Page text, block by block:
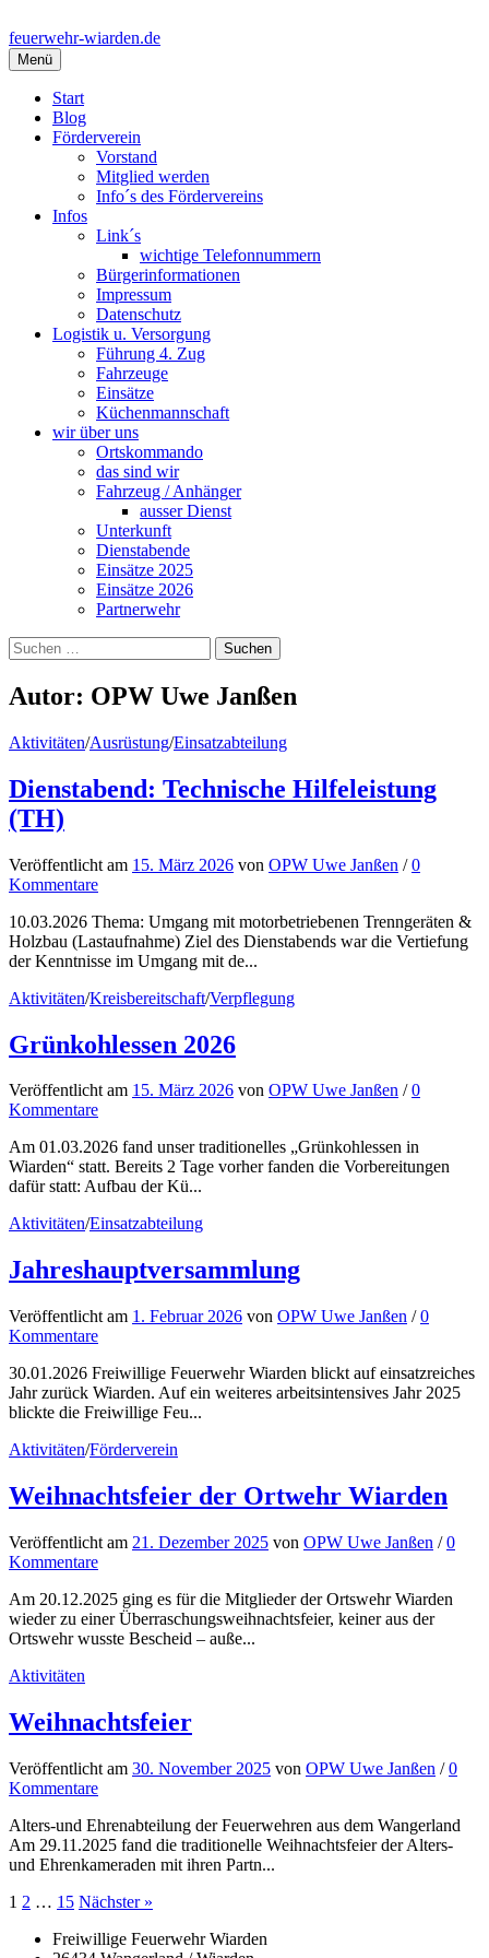
zum
Inhalt
feuerwehr-wiarden.de
Menü
Start
Blog
Förderverein
Vorstand
Mitglied werden
Info´s des Fördervereins
Infos
Link´s
wichtige Telefonnummern
Bürgerinformationen
Impressum
Datenschutz
Logistik u. Versorgung
Führung 4. Zug
Fahrzeuge
Einsätze
Küchenmannschaft
wir über uns
Ortskommando
das sind wir
Fahrzeug / Anhänger
ausser Dienst
Unterkunft
Dienstabende
Einsätze 2025
Einsätze 2026
Partnerwehr
Suchen
nach:
Autor: OPW Uwe Janßen
Aktivitäten/Ausrüstung/Einsatzabteilung
Dienstabend: Technische Hilfeleistung
(TH)
Veröffentlicht am 15. März 2026 von OPW Uwe Janßen /0
Kommentare
10.03.2026 Thema: Umgang mit motorbetriebenen Trenngeräten &
Holzbau (Lastaufnahme) Ziel des Dienstabends war die Vertiefung
der Kenntnisse im Umgang mit de...
Aktivitäten/Kreisbereitschaft/Verpflegung
Grünkohlessen 2026
Veröffentlichtam 15. März 2026 von OPW Uwe Janßen /0
Kommentare
Am 01.03.2026 fand unser traditionelles „Grünkohlessen in
Wiarden“ statt. Bereits 2 Tage vorher fanden die Vorbereitungen
dafür statt: Aufbau der Kü...
Aktivitäten/Einsatzabteilung
Jahreshauptversammlung
Veröffentlicht am 1. Februar 2026 von OPW Uwe Janßen /0
Kommentare
30.01.2026 Freiwillige Feuerwehr Wiarden blickt auf einsatzreiches
Jahr zurück Wiarden. Auf ein weiteres arbeitsintensives Jahr 2025
blickte die Freiwillige Feu...
Aktivitäten/Förderverein
Weihnachtsfeier der Ortwehr Wiarden
Veröffentlicht am 21. Dezember 2025 von OPW Uwe Janßen /0
Kommentare
Am 20.12.2025 ging es für die Mitglieder der Ortswehr Wiarden
wieder zu einer Überraschungsweihnachtsfeier, keiner aus der
Ortswehr wusste Bescheid – auße...
Aktivitäten
Weihnachtsfeier
Veröffentlicht am 30. November 2025 von OPW Uwe Janßen /0
Kommentare
Alters-und Ehrenabteilung der Feuerwehren aus dem Wangerland
Am 29.11.2025 fand die traditionelle Weihnachtsfeier der Alters-
und Ehrenkameraden mit ihren Partn...
Seitennummerierung
der
1 2 … 15 Nächster »
Freiwillige Feuerwehr Wiarden